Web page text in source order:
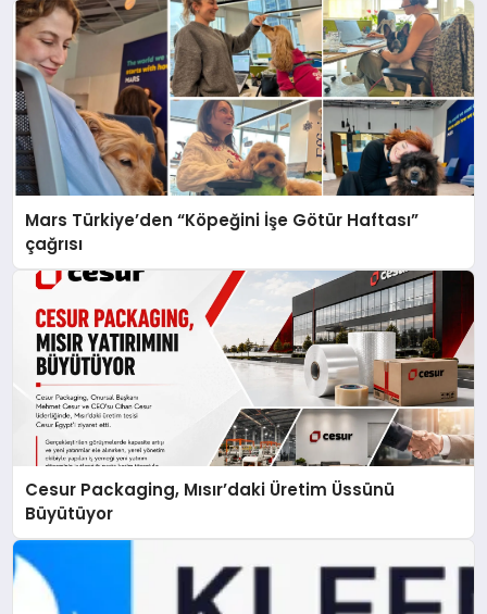
Mars Türkiye’den “Köpeğini İşe Götür Haftası”
çağrısı
Cesur Packaging, Mısır’daki Üretim Üssünü
Büyütüyor